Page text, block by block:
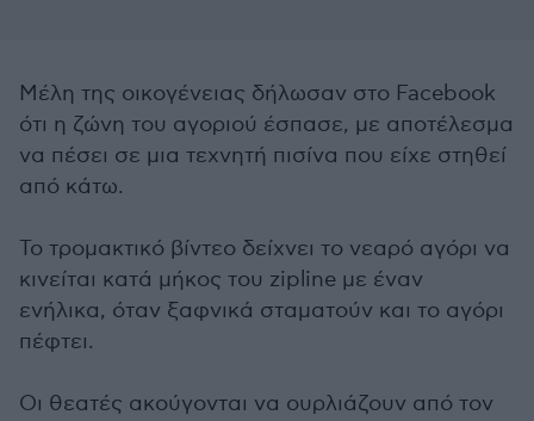
Μέλη της οικογένειας δήλωσαν στο Facebook
ότι η ζώνη του αγοριού έσπασε, με αποτέλεσμα
να πέσει σε μια τεχνητή πισίνα που είχε στηθεί
από κάτω.
Το τρομακτικό βίντεο δείχνει το νεαρό αγόρι να
κινείται κατά μήκος του zipline με έναν
ενήλικα, όταν ξαφνικά σταματούν και το αγόρι
πέφτει.
Οι θεατές ακούγονται να ουρλιάζουν από τον